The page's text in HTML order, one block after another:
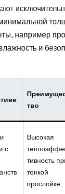
например
и
тво
с
Высокая
тивность
тонкой
прослойке